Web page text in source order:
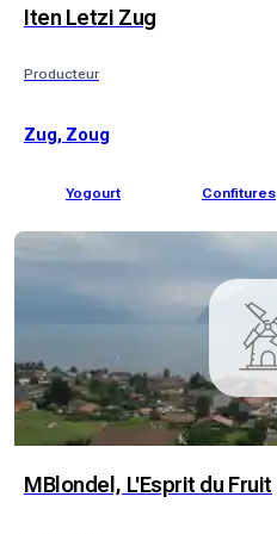
Iten Letzi Zug
Producteur
Zug, Zoug
Yogourt Confitures
MBlondel, L'Esprit du Fruit